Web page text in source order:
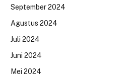
September 2024
Agustus 2024
Juli 2024
Juni 2024
Mei 2024